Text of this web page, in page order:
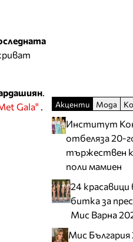
Gala" Акценти Мода
Институт
отбеляза 20-
тържествен
поли мамиен
24
битка за
Мис Варна
Мис